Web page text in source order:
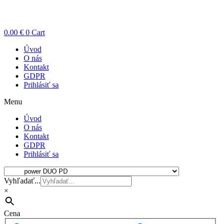
0.00 € 0 Cart
Úvod
O nás
Kontakt
GDPR
Prihlásiť sa
Menu
Úvod
O nás
Kontakt
GDPR
Prihlásiť sa
Vyhľadať...
×
Cena